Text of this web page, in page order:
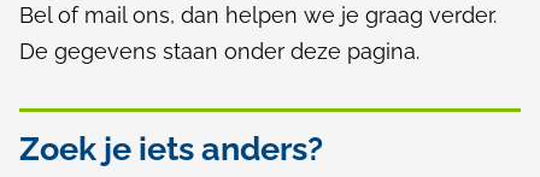
Bel of mail ons, dan helpen we je graag verder.
De gegevens staan onder deze pagina.
Zoek je iets anders?